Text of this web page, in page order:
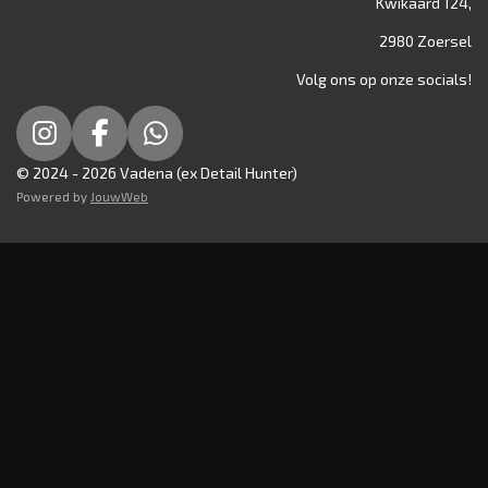
2980 Zoersel
Volg ons op onze socials!
I
n
s
a
F
a
c
b
W
h
s
© 2024 - 2026 Vadena (ex Detail Hunter)
Powered by JouwWeb